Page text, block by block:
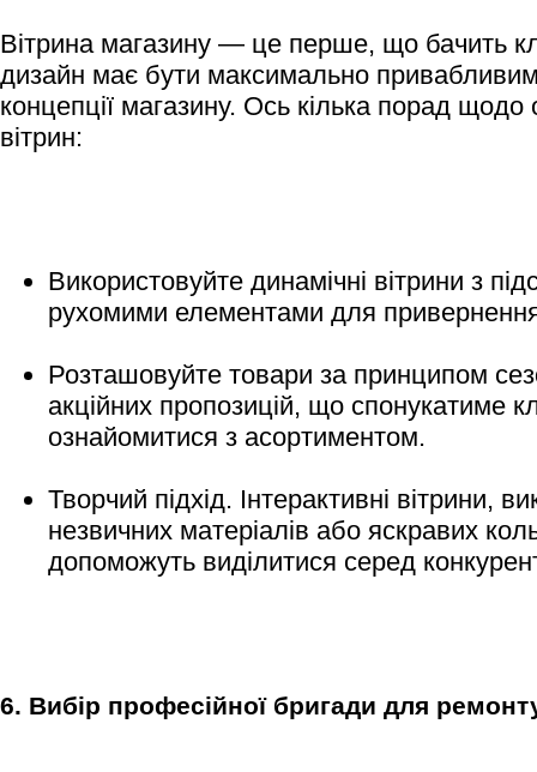
Вітрина магазину — це перше, що бачить
дизайн має бути максимально привабливим
концепції магазину. Ось кілька порад
вітрин:
Використовуйте динамічні вітрини з
рухомими елементами для
Розташовуйте товари за принципом
акційних пропозицій, що спонукатиме
ознайомитися з асортиментом.
Творчий підхід. Інтерактивні вітрини,
незвичних матеріалів або яскравих
допоможуть виділитися серед
6. Вибір професійної бригади для